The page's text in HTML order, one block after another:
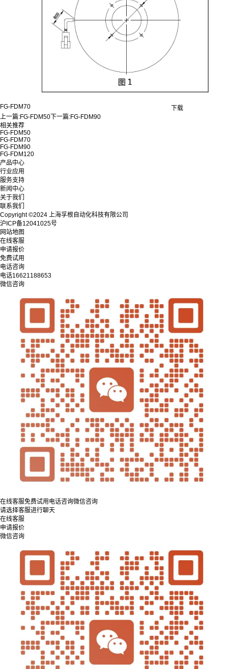
FG-FDM70
下载
上一篇:FG-FDM50下一篇:FG-FDM90
相关推荐
FG-FDM50
FG-FDM70
FG-FDM90
FG-FDM120
产品中心
行业应用
服务支持
新闻中心
关于我们
联系我们
Copyright ©2024 上海孚根自动化科技有限公司
沪ICP备12041025号
网站地图
在线客服
申请报价
免费试用
电话咨询
电话16621188653
微信咨询
在线客服免费试用 电话咨询微信咨询
请选择客服进行聊天
在线客服
申请报价
微信咨询